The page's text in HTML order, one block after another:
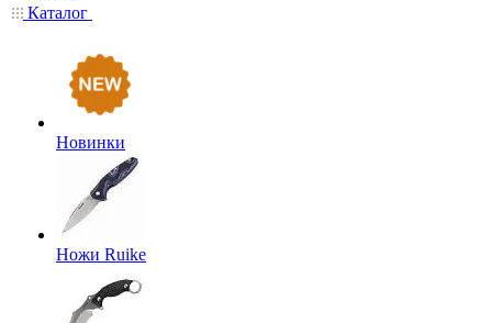
Каталог
Новинки
Ножи Ruike